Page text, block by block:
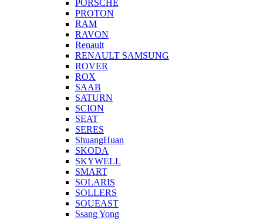
PORSCHE
PROTON
RAM
RAVON
Renault
RENAULT SAMSUNG
ROVER
ROX
SAAB
SATURN
SCION
SEAT
SERES
ShuangHuan
SKODA
SKYWELL
SMART
SOLARIS
SOLLERS
SOUEAST
Ssang Yong